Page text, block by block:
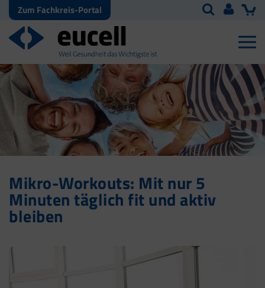
Zum Fachkreis-Portal
Mikro-Workouts: Mit nur 5
Minuten täglich fit und aktiv
bleiben